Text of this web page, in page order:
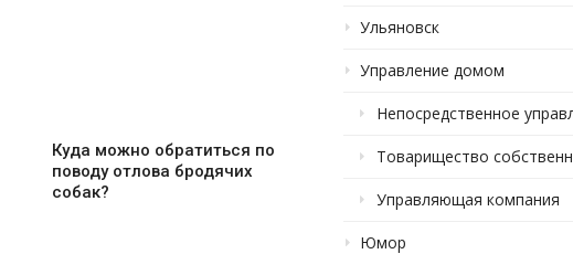
Куда можно обратиться по
поводу отлова бродячих
собак?
Ульяновск
Управление домом
Непосредственное
Товарищество
Управляющая компания
Юмор